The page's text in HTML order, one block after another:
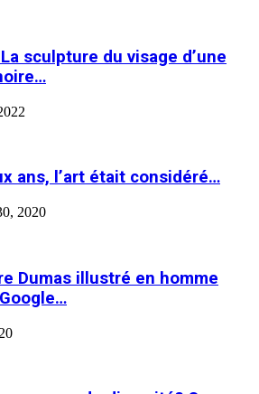
sculpture du visage d’une
ans, l’art était considéré…
2020
Dumas illustré en homme